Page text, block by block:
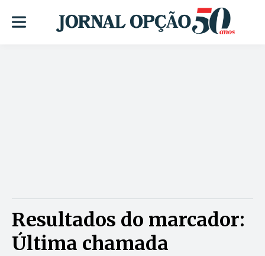
Resultados do marcador:
Última chamada